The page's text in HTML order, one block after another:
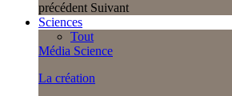
précédent Suivant
Sciences
Tout
Média Science
La création